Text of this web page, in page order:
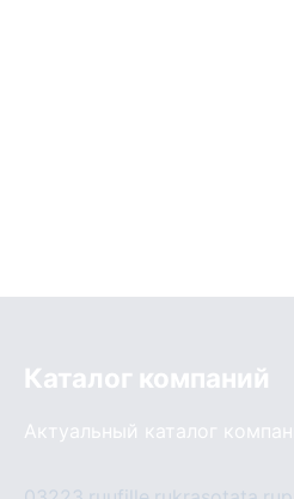
Каталог компаний
Актуальный каталог